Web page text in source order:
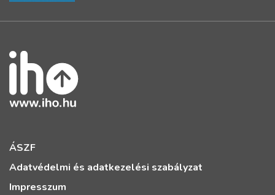
ÁSZF
Adatvédelmi és adatkezelési szabályzat
Impresszum